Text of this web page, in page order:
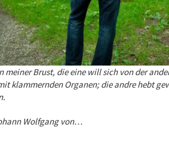
meiner Brust, die eine will sich von der
klammernden Organen; die andre hebt
Wolfgang von…